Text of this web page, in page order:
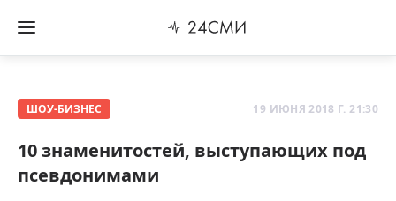
ШОУ-БИЗНЕС 19 ИЮНЯ 2018 Г. 21:30
10 знаменитостей, выступающих под
псевдонимами